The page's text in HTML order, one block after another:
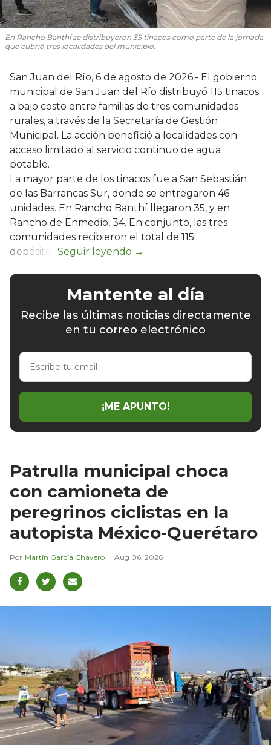
En Rancho Banthí se distribuyeron 35 tinacos como parte de la jornada
que cubrió tres localidades del municipio.
San Juan del Río, 6 de agosto de 2026.- El gobierno
municipal de San Juan del Río distribuyó 115 tinacos
a bajo costo entre familias de tres comunidades
rurales, a través de la Secretaría de Gestión
Municipal. La acción benefició a localidades con
acceso limitado al servicio continuo de agua
potable.
La mayor parte de los tinacos fue a San Sebastián
de las Barrancas Sur, donde se entregaron 46
unidades. En Rancho Banthí llegaron 35, y en
Rancho de Enmedio, 34. En conjunto, las tres
comunidades recibieron el total de 115
depósitos.
Mantente al día
Recibe las últimas noticias directamente
en tu correo electrónico
Escribe
email
¡ME APUNTO!
Patrulla municipal choca
con camioneta de
peregrinos ciclistas en la
autopista México-Querétaro
Martín García Chavero Aug 06, 2026